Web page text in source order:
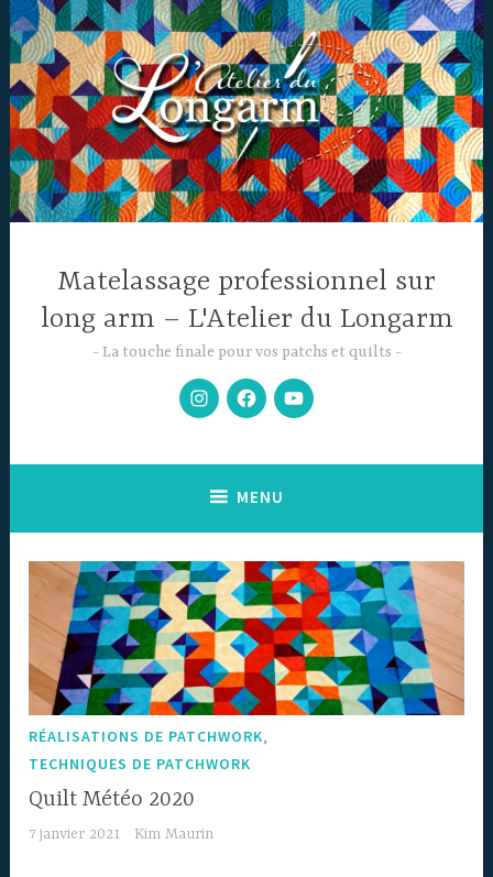
Accéder
au
contenu
principal
Matelassage professionnel sur
long arm – L'Atelier du Longarm
La touche finale pour vos patchs et quilts
Mon
Instagram
Facebook
Chaine
YouTube
MENU
RÉALISATIONS DE PATCHWORK,
TECHNIQUES DE PATCHWORK
Quilt Météo 2020
7 janvier 2021 Kim Maurin